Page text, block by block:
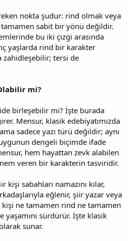
nokta şudur: rind olmak veya
sabit bir yönü değildir.
bu iki çizgi arasında
yaşlarda rind bir karakter
zahidleşebilir; tersi de
mi?
birleşebilir mi? İşte burada
Mensur, klasik edebiyatımızda
sadece yazı türü değildir; aynı
dengeli biçimde ifade
hem hayattan zevk alabilen
veren bir karakterin tasviridir.
sabahları namazını kılar,
eğlenir, şiir yazar veya
kişi ne tamamen rind ne tamamen
sürdürür. İşte klasik
sunar.